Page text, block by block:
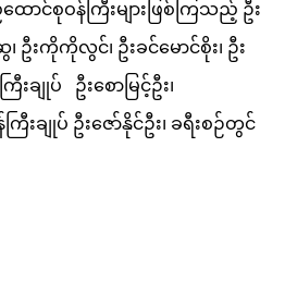
ာင်စုဝန်ကြီးများဖြစ်ကြသည့် ဦး
ဦးကိုကိုလွင်၊ ဦးခင်မောင်စိုး၊ ဦး
ချုပ် ဦးစောမြင့်ဦး၊
းချုပ် ဦးဇော်နိုင်ဦး၊ ခရီးစဉ်တွင်